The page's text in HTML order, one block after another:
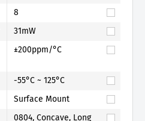
8
31mW
±200ppm/°C
-55°C ~ 125°C
Surface Mount
0804, Concave, Long